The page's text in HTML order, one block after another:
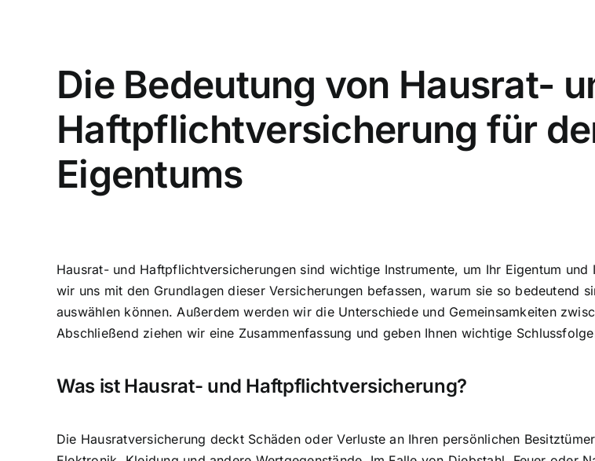
Die Bedeutung von Hausrat-
Haftpflichtversicherung für
Eigentums
Hausrat- und Haftpflichtversicherungen sind wichtige Instrumente, um Ihr Eigentum
wir uns mit den Grundlagen dieser Versicherungen befassen, warum sie so bedeutend
auswählen können. Außerdem werden wir die Unterschiede und Gemeinsamkeiten
Abschließend ziehen wir eine Zusammenfassung und geben Ihnen wichtige
Was ist Hausrat- und Haftpflichtversicherung?
Die Hausratversicherung deckt Schäden oder Verluste an Ihren persönlichen